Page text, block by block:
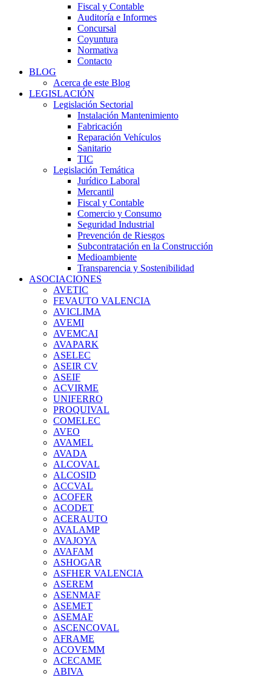
Fiscal y Contable
Auditoría e Informes
Concursal
Coyuntura
Normativa
Contacto
BLOG
Acerca de este Blog
LEGISLACIÓN
Legislación Sectorial
Instalación Mantenimiento
Fabricación
Reparación Vehículos
Sanitario
TIC
Legislación Temática
Jurídico Laboral
Mercantil
Fiscal y Contable
Comercio y Consumo
Seguridad Industrial
Prevención de Riesgos
Subcontratación en la Construcción
Medioambiente
Transparencia y Sostenibilidad
ASOCIACIONES
AVETIC
FEVAUTO VALENCIA
AVICLIMA
AVEMI
AVEMCAI
AVAPARK
ASELEC
ASEIR CV
ASEIF
ACVIRME
UNIFERRO
PROQUIVAL
COMELEC
AVEO
AVAMEL
AVADA
ALCOVAL
ALCOSID
ACCVAL
ACOFER
ACODET
ACERAUTO
AVALAMP
AVAJOYA
AVAFAM
ASHOGAR
ASFHER VALENCIA
ASEREM
ASENMAF
ASEMET
ASEMAF
ASCENCOVAL
AFRAME
ACOVEMM
ACECAME
ABIVA